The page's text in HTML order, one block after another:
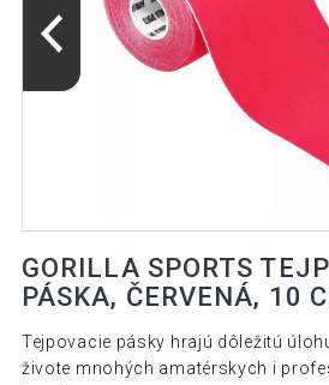
GORILLA SPORTS
PÁSKA, ČERVENÁ, 10
Tejpovacie pásky hrajú dôležitú
živote mnohých amatérskych i